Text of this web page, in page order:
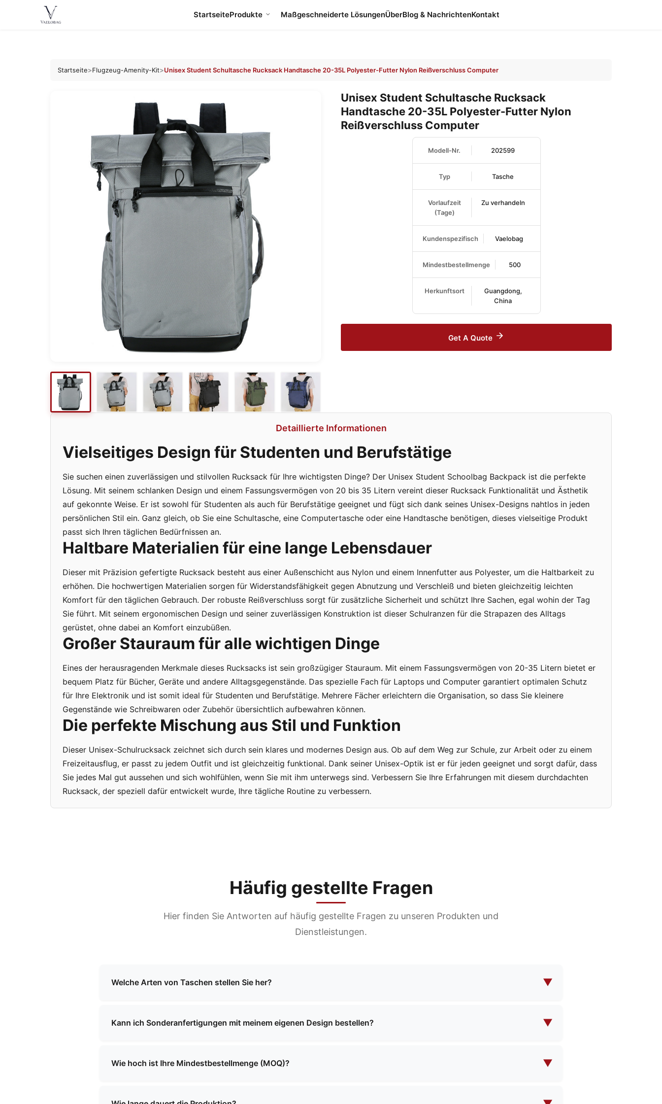
Vaelobag
StartseiteProdukte Maßgeschneiderte LösungenÜberBlog & NachrichtenKontakt
Startseite>Flugzeug-Amenity-Kit>Unisex Student Schultasche Rucksack Handtasche 20-35L Polyester-Futter Nylon Reißverschluss Computer
Unisex Student Schultasche Rucksack
Handtasche 20-35L Polyester-Futter Nylon
Reißverschluss Computer
Modell-Nr. 202599
Typ Tasche
Vorlaufzeit
(Tage)
Zu verhandeln
Kundenspezifisch Vaelobag
Mindestbestellmenge 500
Herkunftsort
Guangdong,
China
Get A Quote
Detaillierte Informationen
Vielseitiges Design für Studenten und Berufstätige
Sie suchen einen zuverlässigen und stilvollen Rucksack für Ihre wichtigsten Dinge? Der Unisex Student Schoolbag Backpack ist die perfekte
Lösung. Mit seinem schlanken Design und einem Fassungsvermögen von 20 bis 35 Litern vereint dieser Rucksack Funktionalität und Ästhetik
auf gekonnte Weise. Er ist sowohl für Studenten als auch für Berufstätige geeignet und fügt sich dank seines Unisex-Designs nahtlos in jeden
persönlichen Stil ein. Ganz gleich, ob Sie eine Schultasche, eine Computertasche oder eine Handtasche benötigen, dieses vielseitige Produkt
passt sich Ihren täglichen Bedürfnissen an.
Haltbare Materialien für eine lange Lebensdauer
Dieser mit Präzision gefertigte Rucksack besteht aus einer Außenschicht aus Nylon und einem Innenfutter aus Polyester, um die Haltbarkeit zu
erhöhen. Die hochwertigen Materialien sorgen für Widerstandsfähigkeit gegen Abnutzung und Verschleiß und bieten gleichzeitig leichten
Komfort für den täglichen Gebrauch. Der robuste Reißverschluss sorgt für zusätzliche Sicherheit und schützt Ihre Sachen, egal wohin der Tag
Sie führt. Mit seinem ergonomischen Design und seiner zuverlässigen Konstruktion ist dieser Schulranzen für die Strapazen des Alltags
gerüstet, ohne dabei an Komfort einzubüßen.
Großer Stauraum für alle wichtigen Dinge
Eines der herausragenden Merkmale dieses Rucksacks ist sein großzügiger Stauraum. Mit einem Fassungsvermögen von 20-35 Litern bietet er
bequem Platz für Bücher, Geräte und andere Alltagsgegenstände. Das spezielle Fach für Laptops und Computer garantiert optimalen Schutz
für Ihre Elektronik und ist somit ideal für Studenten und Berufstätige. Mehrere Fächer erleichtern die Organisation, so dass Sie kleinere
Gegenstände wie Schreibwaren oder Zubehör übersichtlich aufbewahren können.
Die perfekte Mischung aus Stil und Funktion
Dieser Unisex-Schulrucksack zeichnet sich durch sein klares und modernes Design aus. Ob auf dem Weg zur Schule, zur Arbeit oder zu einem
Freizeitausflug, er passt zu jedem Outfit und ist gleichzeitig funktional. Dank seiner Unisex-Optik ist er für jeden geeignet und sorgt dafür, dass
Sie jedes Mal gut aussehen und sich wohlfühlen, wenn Sie mit ihm unterwegs sind. Verbessern Sie Ihre Erfahrungen mit diesem durchdachten
Rucksack, der speziell dafür entwickelt wurde, Ihre tägliche Routine zu verbessern.
Häufig gestellte Fragen
Hier finden Sie Antworten auf häufig gestellte Fragen zu unseren Produkten und
Dienstleistungen.
Welche Arten von Taschen stellen Sie her? ▼
Funktionstaschen, Schultaschen, Einkaufstaschen und vieles mehr. Wir bieten sowohl Standarddesigns als auch
maßgeschneiderte Lösungen für Ihre spezifischen Anforderungen.
Kann ich Sonderanfertigungen mit meinem eigenen Design bestellen? ▼
bereitstellen, und unser Team wird gemeinsam mit Ihnen das perfekte Produkt entwickeln, das Ihren Anforderungen
Wie hoch ist Ihre Mindestbestellmenge (MOQ)? ▼
Anforderungen mit, damit wir Ihnen detaillierte Informationen zu Mindestbestellmenge und Preisen zukommen lassen